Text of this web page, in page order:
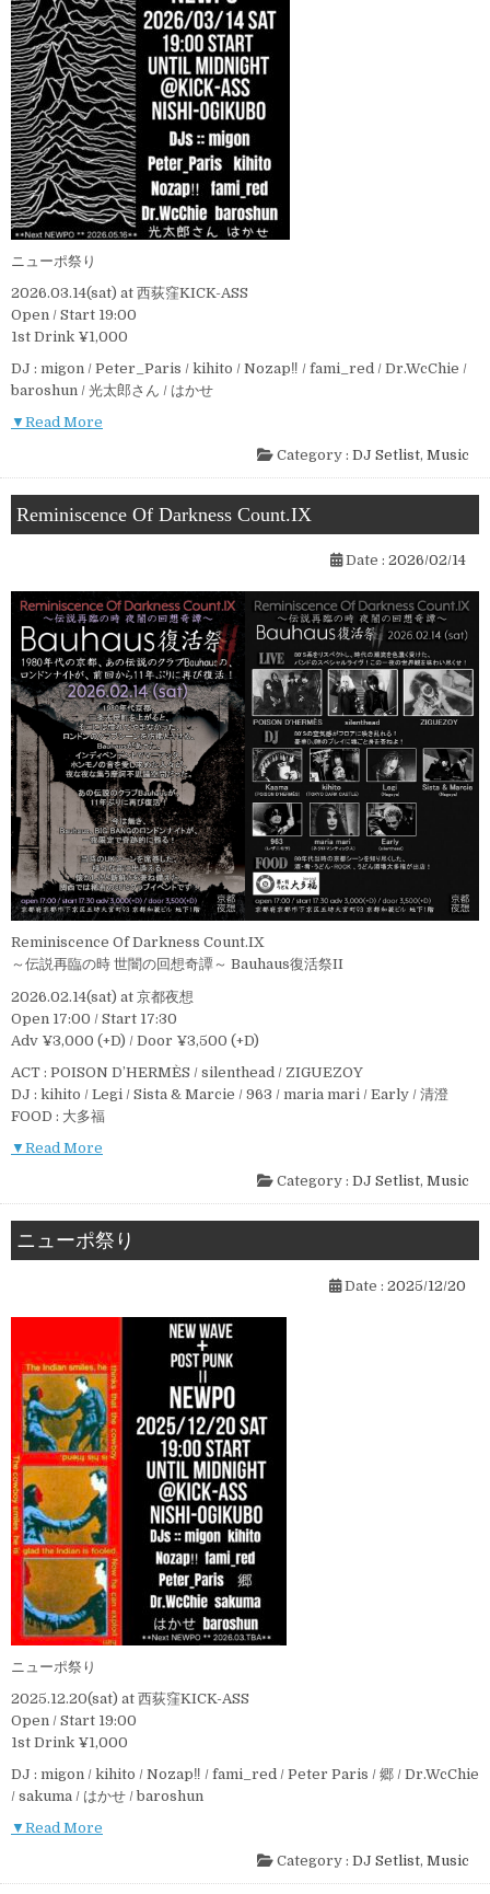
ニューポ祭り
2026.03.14(sat) at 西荻窪KICK-ASS
Open / Start 19:00
1st Drink ¥1,000
DJ : migon / Peter_Paris / kihito / Nozap‼︎ / fami_red / Dr.WcChie /
baroshun / 光太郎さん / はかせ
▼Read More
Category : DJ Setlist, Music
Reminiscence Of Darkness Count.IX
Date : 2026/02/14
Reminiscence Of Darkness Count.IX
～伝説再臨の時 世闇の回想奇譚～ Bauhaus復活祭II
2026.02.14(sat) at 京都夜想
Open 17:00 / Start 17:30
Adv ¥3,000 (+D) / Door ¥3,500 (+D)
ACT : POISON D’HERMÈS / silenthead / ZIGUEZOY
DJ : kihito / Legi / Sista & Marcie / 963 / maria mari / Early / 清澄
FOOD : 大多福
▼Read More
Category : DJ Setlist, Music
ニューポ祭り
Date : 2025/12/20
ニューポ祭り
2025.12.20(sat) at 西荻窪KICK-ASS
Open / Start 19:00
1st Drink ¥1,000
DJ : migon / kihito / Nozap‼︎ / fami_red / Peter Paris / 郷 / Dr.WcChie
/ sakuma / はかせ / baroshun
▼Read More
Category : DJ Setlist, Music